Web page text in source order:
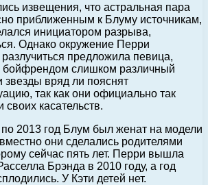
извещения, что астральная пара
приближенным к Блуму источникам,
инициатором разрыва,
Однако окружение Перри
предложила певица,
бойфрендом слишком различный
вряд ли пояснят
так как они официально так
касательств.
2013 год Блум был женат на модели
они сделались родителями
сейчас пять лет. Перри вышла
Брэнда в 2010 году, а год
У Кэти детей нет.